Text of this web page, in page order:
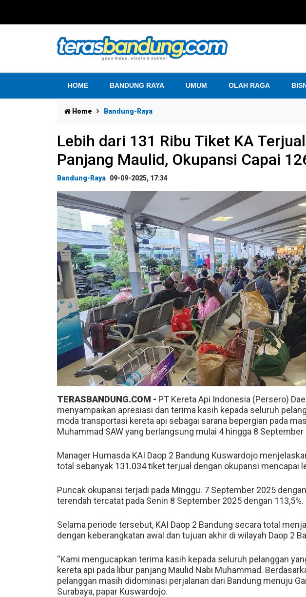
HOME BANDUNG RAYA UMUM OLAH RAGA
Home Bandung-Raya
Lebih dari 131 Ribu Tiket KA
Panjang Maulid, Okupansi Capai
Bandung-Raya 09-09-2025, 17:34
TERASBANDUNG.COM - PT Kereta Api Indonesia (Persero)
menyampaikan apresiasi dan terima kasih kepada seluruh
moda transportasi kereta api sebagai sarana bepergian pada
Muhammad SAW yang berlangsung mulai 4 hingga 8 September
Manager Humasda KAI Daop 2 Bandung Kuswardojo
total sebanyak 131.034 tiket terjual dengan okupansi mencapai
Puncak okupansi terjadi pada Minggu. 7 September 2025
terendah tercatat pada Senin 8 September 2025 dengan 113,5%.
Selama periode tersebut, KAI Daop 2 Bandung secara total
dengan keberangkatan awal dan tujuan akhir di wilayah Daop 2
“Kami mengucapkan terima kasih kepada seluruh pelanggan
kereta api pada libur panjang Maulid Nabi Muhammad.
pelanggan masih didominasi perjalanan dari Bandung menuju
Surabaya, papar Kuswardojo.